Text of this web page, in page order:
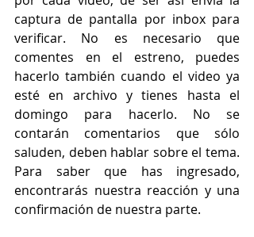
captura de pantalla por inbox para
verificar. No es necesario que
comentes en el estreno, puedes
hacerlo también cuando el video ya
esté en archivo y tienes hasta el
domingo para hacerlo. No se
contarán comentarios que sólo
saluden, deben hablar sobre el tema.
Para saber que has ingresado,
encontrarás nuestra reacción y una
confirmación de nuestra parte.